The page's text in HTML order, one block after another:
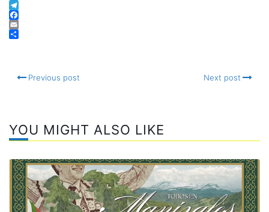
Twitter
Telegram
Facebook
Email
Previous post Next post
YOU MIGHT ALSO LIKE